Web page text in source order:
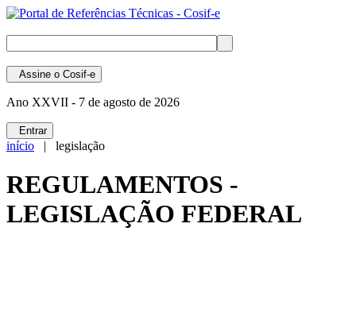
Assine o Cosif-e
Ano XXVII - 7 de agosto de 2026
Entrar
início | legislação
REGULAMENTOS -
LEGISLAÇÃO FEDERAL